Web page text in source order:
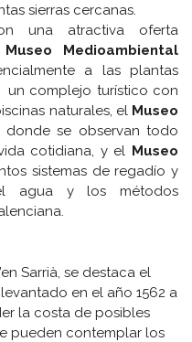
sierras cercanas.
una atractiva oferta
Museo Medioambiental
a las plantas
un complejo turístico con
naturales, el Museo
donde se observan todo
cotidiana, y el Museo
sistemas de regadío y
agua y los métodos
Sarrià, se destaca el
levantado en el año 1562 a
la costa de posibles
pueden contemplar los